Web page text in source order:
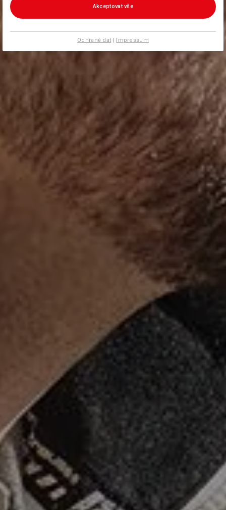
Akceptovat vše
Ochraně dat | Impressum